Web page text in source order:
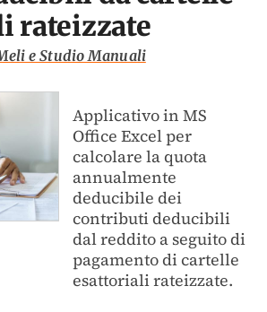
rateizzate
e Studio Manuali
Applicativo in MS
Office Excel per
calcolare la quota
annualmente
deducibile dei
contributi deducibili
dal reddito a seguito di
pagamento di cartelle
esattoriali rateizzate.